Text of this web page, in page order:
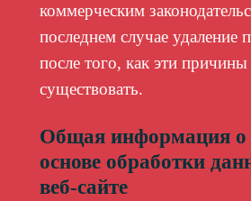
коммерческим
последнем случае удаление
после того, как эти причины
существовать.
Общая информация о
основе обработки
веб-сайте